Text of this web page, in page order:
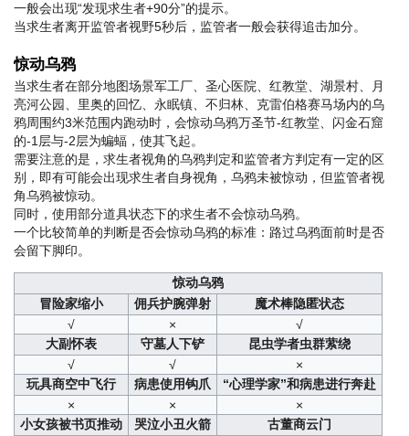
一般会出现“发现求生者+90分”的提示。
当求生者离开监管者视野5秒后，监管者一般会获得追击加分。
惊动乌鸦
当求生者在部分地图场景军工厂、圣心医院、红教堂、湖景村、月
亮河公园、里奥的回忆、永眠镇、不归林、克雷伯格赛马场内的乌
鸦周围约3米范围内跑动时，会惊动乌鸦万圣节-红教堂、闪金石窟
的-1层与-2层为蝙蝠 ，使其飞起。
需要注意的是，求生者视角的乌鸦判定和监管者方判定有一定的区
别，即有可能会出现求生者自身视角，乌鸦未被惊动，但监管者视
角乌鸦被惊动。
同时，使用部分道具状态下的求生者不会惊动乌鸦。
一个比较简单的判断是否会惊动乌鸦的标准：路过乌鸦面前时是否
会留下脚印。
惊动乌鸦
冒险家缩小
佣兵护腕弹射
魔术棒隐匿状态
√
×
√
大副怀表
守墓人下铲
昆虫学者虫群萦绕
√
√
×
玩具商空中飞行
病患使用钩爪
“心理学家”和病患进行奔赴
×
×
×
小女孩被书页推动
哭泣小丑火箭
古董商云门